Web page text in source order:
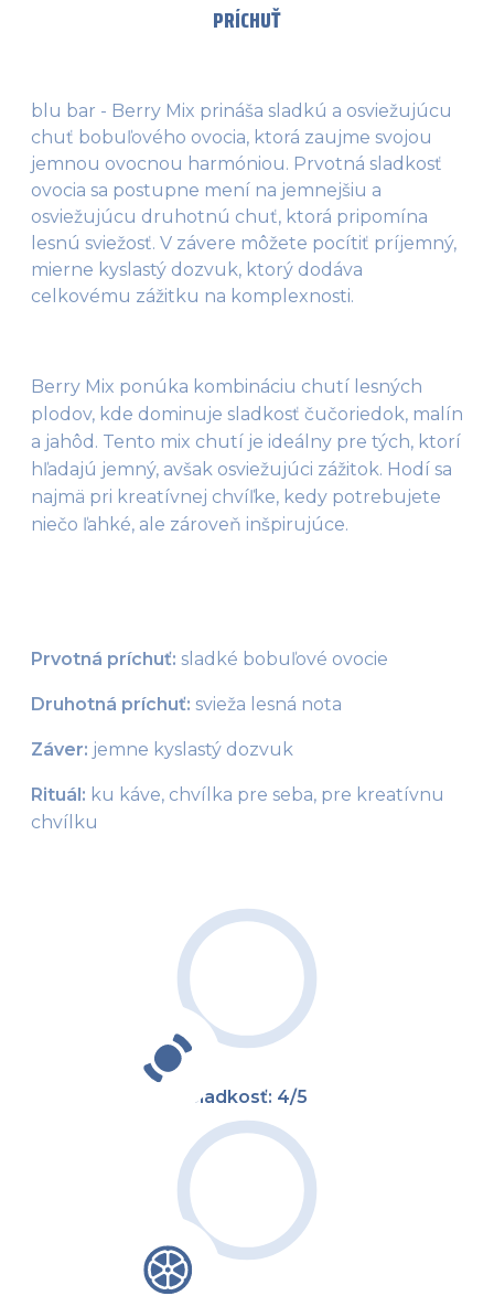
PRÍCHUŤ
blu bar - Berry Mix prináša sladkú a osviežujúcu
chuť bobuľového ovocia, ktorá zaujme svojou
jemnou ovocnou harmóniou. Prvotná sladkosť
ovocia sa postupne mení na jemnejšiu a
osviežujúcu druhotnú chuť, ktorá pripomína
lesnú sviežosť. V závere môžete pocítiť príjemný,
mierne kyslastý dozvuk, ktorý dodáva
celkovému zážitku na komplexnosti.
Berry Mix ponúka kombináciu chutí lesných
plodov, kde dominuje sladkosť čučoriedok, malín
a jahôd. Tento mix chutí je ideálny pre tých, ktorí
hľadajú jemný, avšak osviežujúci zážitok. Hodí sa
najmä pri kreatívnej chvíľke, kedy potrebujete
niečo ľahké, ale zároveň inšpirujúce.
Prvotná príchuť: sladké bobuľové ovocie
Druhotná príchuť: svieža lesná nota
Záver: jemne kyslastý dozvuk
Rituál: ku káve, chvílka pre seba, pre kreatívnu
chvílku
Sladkosť: 4/5